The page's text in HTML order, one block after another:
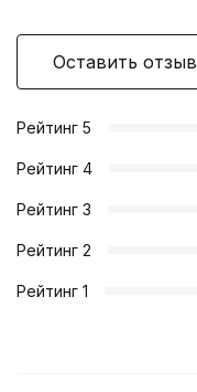
Оставить отзыв
Рейтинг 5
Рейтинг 4
Рейтинг 3
Рейтинг 2
Рейтинг 1